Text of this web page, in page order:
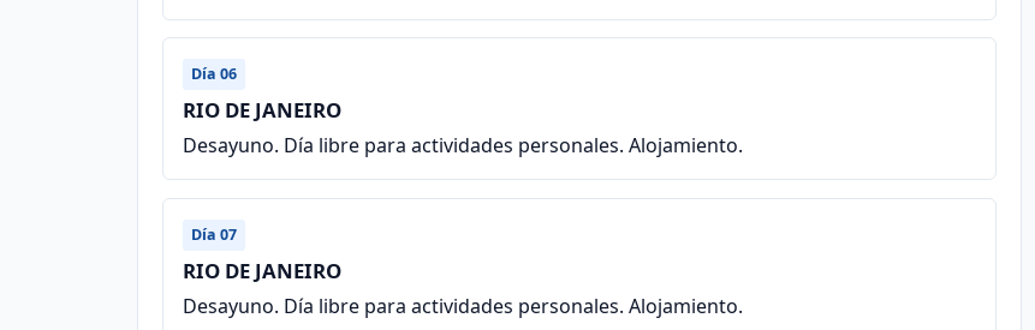
Día 06
RIO DE JANEIRO
Desayuno. Día libre para actividades personales. Alojamiento.
Día 07
RIO DE JANEIRO
Desayuno. Día libre para actividades personales. Alojamiento.